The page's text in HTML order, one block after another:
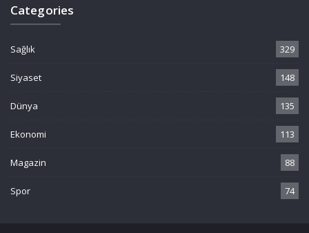
Categories
Sağlık 329
Siyaset 148
Dünya 135
Ekonomi 113
Magazin 88
Spor 74